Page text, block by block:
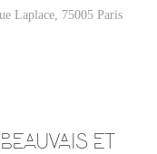
Laplace, 75005 Paris
ET